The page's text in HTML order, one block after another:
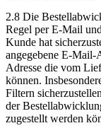
2.8 Die
Regel per E-Mail
Kunde hat
angegebene E-Mail-
Adresse die vom
können.
Filtern
der
zugestellt werden